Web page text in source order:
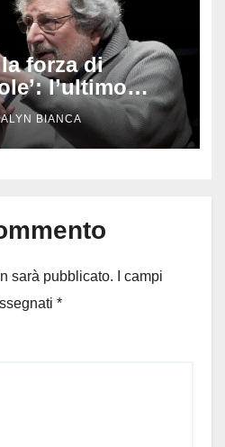
forza di
l’ultimo
Guccini,
a
BIANCA
sarà pubblicato.
I campi
*